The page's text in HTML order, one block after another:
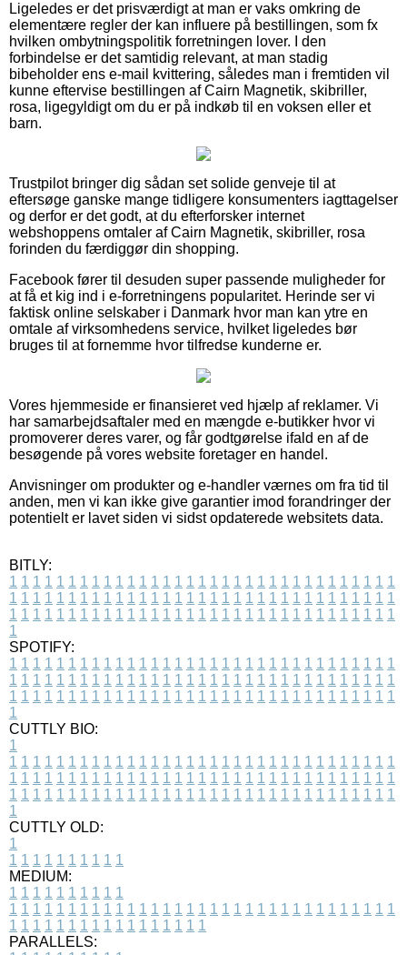
Ligeledes er det prisværdigt at man er vaks omkring de
elementære regler der kan influere på bestillingen, som fx
hvilken ombytningspolitik forretningen lover. I den
forbindelse er det samtidig relevant, at man stadig
bibeholder ens e-mail kvittering, således man i fremtiden vil
kunne eftervise bestillingen af Cairn Magnetik, skibriller,
rosa, ligegyldigt om du er på indkøb til en voksen eller et
barn.
Trustpilot bringer dig sådan set solide genveje til at
eftersøge ganske mange tidligere konsumenters iagttagelser
og derfor er det godt, at du efterforsker internet
webshoppens omtaler af Cairn Magnetik, skibriller, rosa
forinden du færdiggør din shopping.
Facebook fører til desuden super passende muligheder for
at få et kig ind i e-forretningens popularitet. Herinde ser vi
faktisk online selskaber i Danmark hvor man kan ytre en
omtale af virksomhedens service, hvilket ligeledes bør
bruges til at fornemme hvor tilfredse kunderne er.
Vores hjemmeside er finansieret ved hjælp af reklamer. Vi
har samarbejdsaftaler med en mængde e-butikker hvor vi
promoverer deres varer, og får godtgørelse ifald en af de
besøgende på vores website foretager en handel.
Anvisninger om produkter og e-handler værnes om fra tid til
anden, men vi kan ikke give garantier imod forandringer der
potentielt er lavet siden vi sidst opdaterede websitets data.
BITLY:
1 1 1 1 1 1 1 1 1 1 1 1 1 1 1 1 1 1 1 1 1 1 1 1 1 1 1 1 1 1 1 1 1
1 1 1 1 1 1 1 1 1 1 1 1 1 1 1 1 1 1 1 1 1 1 1 1 1 1 1 1 1 1 1 1 1
1 1 1 1 1 1 1 1 1 1 1 1 1 1 1 1 1 1 1 1 1 1 1 1 1 1 1 1 1 1 1 1 1
1
SPOTIFY:
1 1 1 1 1 1 1 1 1 1 1 1 1 1 1 1 1 1 1 1 1 1 1 1 1 1 1 1 1 1 1 1 1
1 1 1 1 1 1 1 1 1 1 1 1 1 1 1 1 1 1 1 1 1 1 1 1 1 1 1 1 1 1 1 1 1
1 1 1 1 1 1 1 1 1 1 1 1 1 1 1 1 1 1 1 1 1 1 1 1 1 1 1 1 1 1 1 1 1
1
CUTTLY BIO:
1
1 1 1 1 1 1 1 1 1 1 1 1 1 1 1 1 1 1 1 1 1 1 1 1 1 1 1 1 1 1 1 1 1
1 1 1 1 1 1 1 1 1 1 1 1 1 1 1 1 1 1 1 1 1 1 1 1 1 1 1 1 1 1 1 1 1
1 1 1 1 1 1 1 1 1 1 1 1 1 1 1 1 1 1 1 1 1 1 1 1 1 1 1 1 1 1 1 1 1
1
CUTTLY OLD:
1
1 1 1 1 1 1 1 1 1 1
MEDIUM:
1 1 1 1 1 1 1 1 1 1
1 1 1 1 1 1 1 1 1 1 1 1 1 1 1 1 1 1 1 1 1 1 1 1 1 1 1 1 1 1 1 1 1
1 1 1 1 1 1 1 1 1 1 1 1 1 1 1 1 1
PARALLELS: